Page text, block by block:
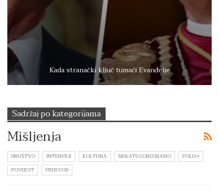
Kada stranački ključ tumači Evanđelje
Sadržaj po kategorijama
Mišljenja
DRUŠTVO INTERVJUI KULTURA NEKATEGORIZIRANO
POLIS+
POVIJEST
PRIJEVOD